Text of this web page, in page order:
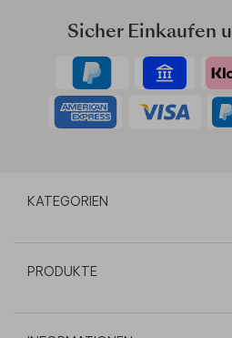
Sicher Einkaufen
KATEGORIEN
PRODUKTE